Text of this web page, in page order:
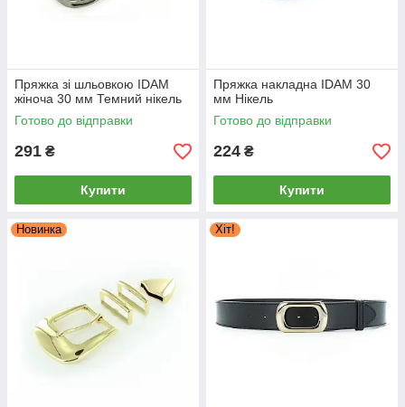
Пряжка зі шльовкою IDAM
жіноча 30 мм Темний нікель
Готово до відправки
291 ₴
Купити
Пряжка накладна IDAM 30
мм Нікель
Готово до відправки
224 ₴
Купити
Новинка Хіт!